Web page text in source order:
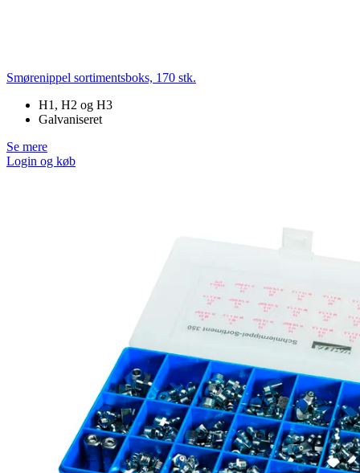
Smørenippel sortimentsboks, 170 stk.
H1, H2 og H3
Galvaniseret
Se mere
Login og køb